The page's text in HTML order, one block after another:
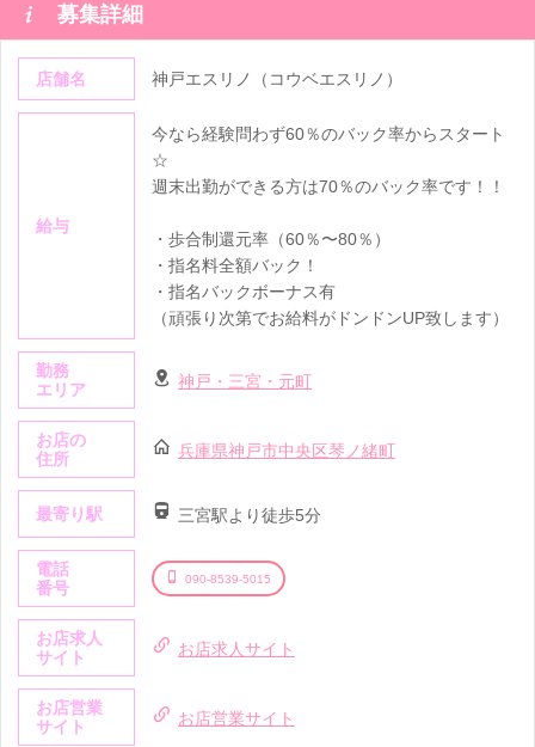
 募集詳細
店舗名 神戸エスリノ（コウベエスリノ）
給与
今なら経験問わず60％のバック率からスタート
☆
週末出勤ができる方は70％のバック率です！！
・歩合制還元率（60％〜80％）
・指名料全額バック！
・指名バックボーナス有
（頑張り次第でお給料がドンドンUP致します）
勤務
エリア
神戸・三宮・元町
お店の
住所
兵庫県神戸市中央区琴ノ緒町
最寄り駅 三宮駅より徒歩5分
電話
番号
090-8539-5015
お店求人
サイト
お店求人サイト
お店営業
サイト
お店営業サイト